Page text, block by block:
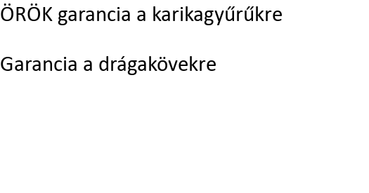
ÖRÖK garancia a karikagyűrűkre
Garancia a drágakövekre